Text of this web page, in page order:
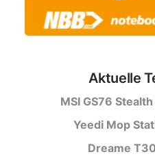
Aktuelle
MSI GS76
Yeedi Mop
Dreame